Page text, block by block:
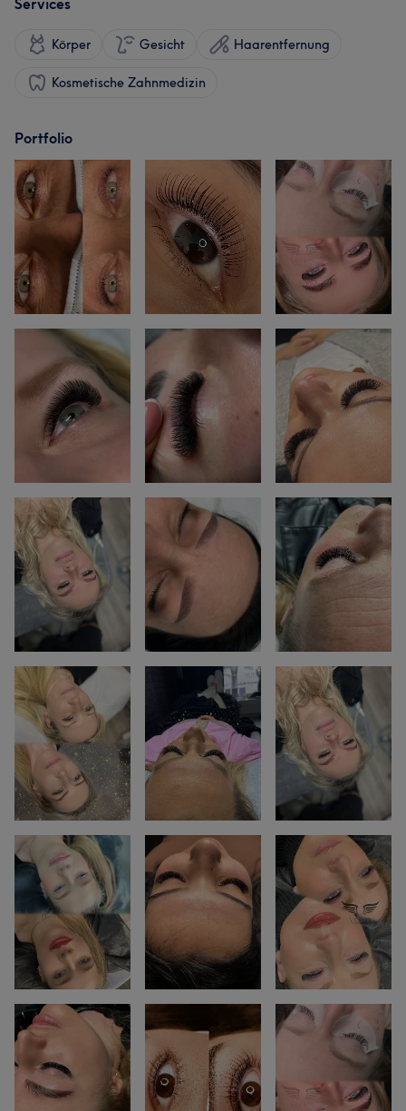
Services
Körper Gesicht Haarentfernung
Kosmetische Zahnmedizin
Portfolio